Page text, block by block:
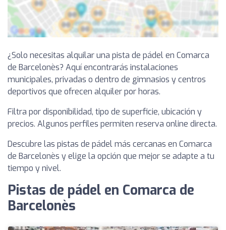
¿Solo necesitas alquilar una pista de pádel en Comarca
de Barcelonès? Aquí encontrarás instalaciones
municipales, privadas o dentro de gimnasios y centros
deportivos que ofrecen alquiler por horas.
Filtra por disponibilidad, tipo de superficie, ubicación y
precios. Algunos perfiles permiten reserva online directa.
Descubre las pistas de pádel más cercanas en Comarca
de Barcelonès y elige la opción que mejor se adapte a tu
tiempo y nivel.
Pistas de pádel en Comarca de
Barcelonès